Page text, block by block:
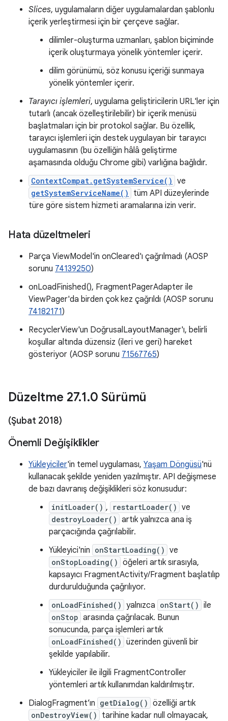
Slices, uygulamaların diğer uygulamalardan şablonlu
içerik yerleştirmesi için bir çerçeve sağlar.
dilimler-oluşturma uzmanları, şablon biçiminde
içerik oluşturmaya yönelik yöntemler içerir.
dilim görünümü, söz konusu içeriği sunmaya
yönelik yöntemler içerir.
Tarayıcı işlemleri, uygulama geliştiricilerin URL'ler için
tutarlı (ancak özelleştirilebilir) bir içerik menüsü
başlatmaları için bir protokol sağlar. Bu özellik,
tarayıcı işlemleri için destek uygulayan bir tarayıcı
uygulamasının (bu özelliğin hâlâ geliştirme
aşamasında olduğu Chrome gibi) varlığına bağlıdır.
ContextCompat.getSystemService() ve
getSystemServiceName()
tüm API düzeylerinde
türe göre sistem hizmeti aramalarına izin verir.
Hata düzeltmeleri
Parça ViewModel'in onCleared'ı çağrılmadı (AOSP
sorunu 74139250)
onLoadFinished(), FragmentPagerAdapter ile
ViewPager'da birden çok kez çağrıldı (AOSP sorunu
74182171)
RecyclerView'un DoğrusalLayoutManager'ı, belirli
koşullar altında düzensiz (ileri ve geri) hareket
gösteriyor (AOSP sorunu 71567765)
Düzeltme 27.1.0 Sürümü
(Şubat 2018)
Önemli Değişiklikler
Yükleyiciler'in temel uygulaması, Yaşam Döngüsü'nü
kullanacak şekilde yeniden yazılmıştır. API değişmese
de bazı davranış değişiklikleri söz konusudur:
initLoader() , restartLoader() ve
destroyLoader() artık yalnızca ana iş
parçacığında çağrılabilir.
Yükleyici'nin onStartLoading() ve
onStopLoading() öğeleri artık sırasıyla,
kapsayıcı FragmentActivity/Fragment başlatılıp
durdurulduğunda çağrılıyor.
onLoadFinished() yalnızca onStart() ile
onStop arasında çağrılacak. Bunun
sonucunda, parça işlemleri artık
onLoadFinished() üzerinden güvenli bir
şekilde yapılabilir.
Yükleyiciler ile ilgili FragmentController
yöntemleri artık kullanımdan kaldırılmıştır.
DialogFragment’ın getDialog() özelliği artık
onDestroyView() tarihine kadar null olmayacak,